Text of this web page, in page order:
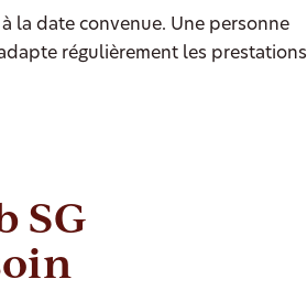
la date convenue. Une personne
régulièrement les prestations
SG